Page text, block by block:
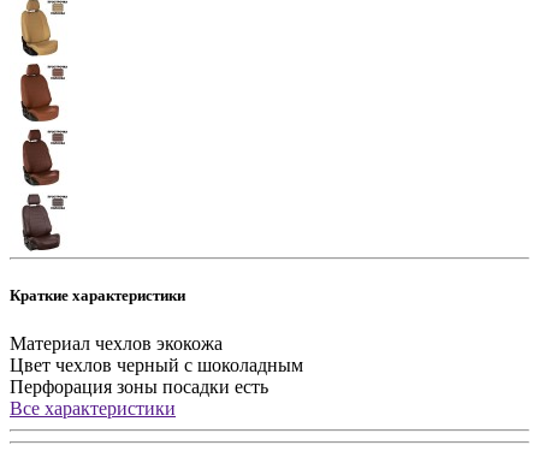
Краткие характеристики
Материал чехлов экокожа
Цвет чехлов черный с шоколадным
Перфорация зоны посадки есть
Все характеристики